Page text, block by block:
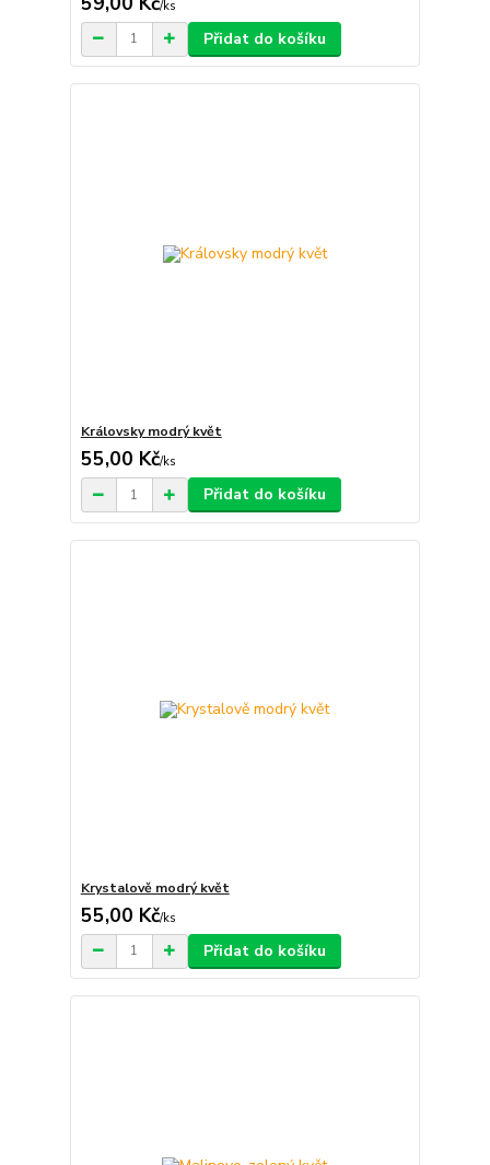
/ks
Přidat do košíku
Královsky modrý květ
55,00 Kč/ks
Přidat do košíku
Krystalově modrý květ
55,00 Kč/ks
Přidat do košíku